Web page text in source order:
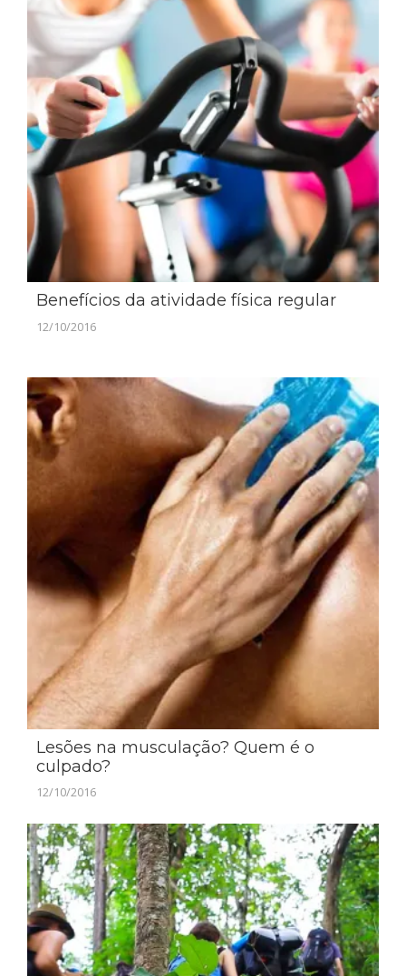
Benefícios da atividade física regular
12/10/2016
Lesões na musculação? Quem é o
culpado?
12/10/2016